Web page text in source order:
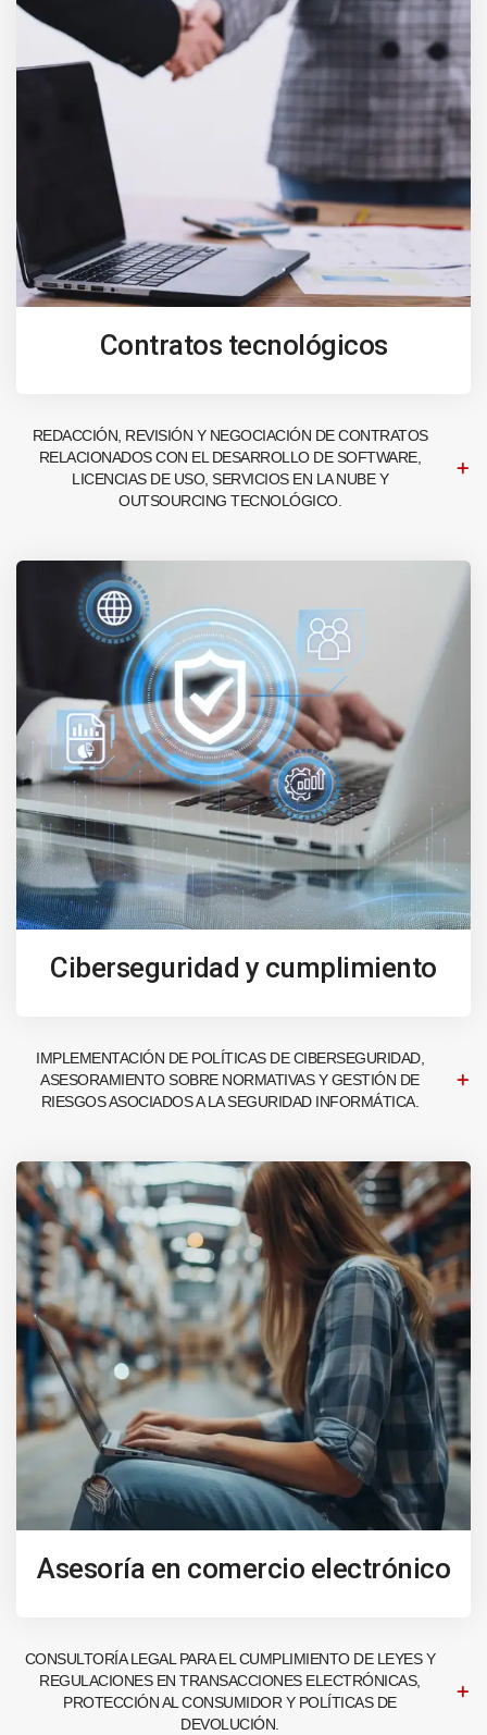
Contratos tecnológicos
REDACCIÓN, REVISIÓN Y NEGOCIACIÓN DE CONTRATOS
RELACIONADOS CON EL DESARROLLO DE SOFTWARE,
LICENCIAS DE USO, SERVICIOS EN LA NUBE Y
OUTSOURCING TECNOLÓGICO.
Ciberseguridad y cumplimiento
IMPLEMENTACIÓN DE POLÍTICAS DE CIBERSEGURIDAD,
ASESORAMIENTO SOBRE NORMATIVAS Y GESTIÓN DE
RIESGOS ASOCIADOS A LA SEGURIDAD INFORMÁTICA.
Asesoría en comercio electrónico
CONSULTORÍA LEGAL PARA EL CUMPLIMIENTO DE LEYES Y
REGULACIONES EN TRANSACCIONES ELECTRÓNICAS,
PROTECCIÓN AL CONSUMIDOR Y POLÍTICAS DE
DEVOLUCIÓN.